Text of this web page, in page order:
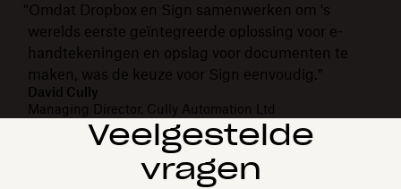
"Omdat Dropbox en Sign samenwerken om 's
werelds eerste geïntegreerde oplossing voor e-
handtekeningen en opslag voor documenten te
maken, was de keuze voor Sign eenvoudig."
David Cully
Managing Director, Cully Automation Ltd
Veelgestelde
vragen